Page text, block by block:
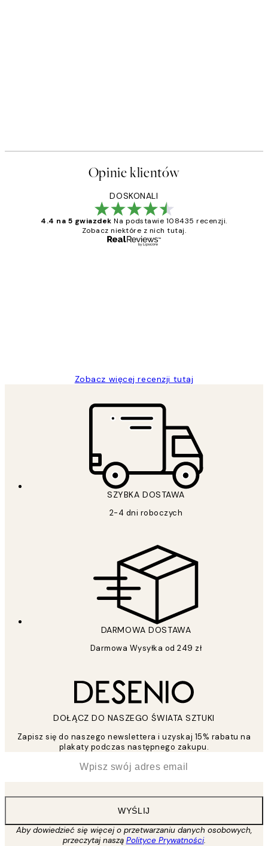
Opinie klientów
DOSKONALI
4.4 na 5 gwiazdek Na podstawie 108435 recenzji.
Zobacz niektóre z nich tutaj.
Zobacz więcej recenzji tutaj
SZYBKA DOSTAWA
2-4 dni roboczych
DARMOWA DOSTAWA
Darmowa Wysyłka od 249 zł
DOŁĄCZ DO NASZEGO ŚWIATA SZTUKI
Zapisz się do naszego newslettera i uzyskaj 15% rabatu na
plakaty podczas następnego zakupu.
WYŚLIJ
Aby dowiedzieć się więcej o przetwarzaniu danych osobowych,
przeczytaj naszą Polityce Prywatności.